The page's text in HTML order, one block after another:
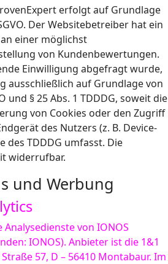
erfolgt auf Grundlage
Der Websitebetreiber hat ein
einer möglichst
von Kundenbewertungen.
Einwilligung abgefragt wurde,
ausschließlich auf Grundlage von
und § 25 Abs. 1 TDDDG, soweit die
von Cookies oder den Zugriff
des Nutzers (z. B. Device-
des TDDDG umfasst. Die
widerrufbar.
und Werbung
von IONOS
IONOS). Anbieter ist die 1&1
57, D – 56410 Montabaur. Im